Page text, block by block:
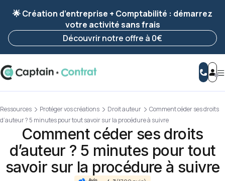
enregistrée 🚀
Reprendre ma démarche
🌟 Création d’entreprise + Comptabilité : démarrez
votre activité sans frais
Découvrir notre offre à 0€
Ressources Protéger vos créations Droit auteur
Comment céder ses droits
d’auteur ? 5 minutes pour tout savoir sur la procédure à suivre
Comment céder ses droits
d’auteur ? 5 minutes pour tout
savoir sur la procédure à suivre